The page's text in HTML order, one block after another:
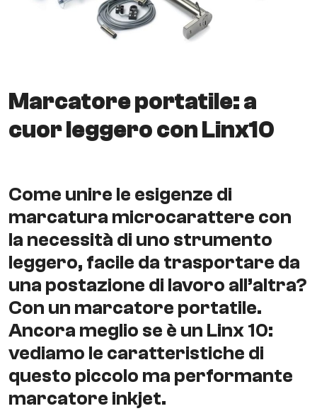
Marcatore portatile: a
cuor leggero con Linx10
Come unire le esigenze di
marcatura microcarattere con
la necessità di uno strumento
leggero, facile da trasportare da
una postazione di lavoro all’altra?
Con un marcatore portatile.
Ancora meglio se è un Linx 10:
vediamo le caratteristiche di
questo piccolo ma performante
marcatore inkjet.